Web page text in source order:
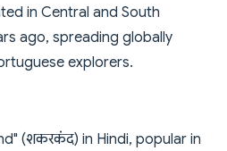
in Central and South
ago, spreading globally
explorers.
(शकरकंद) in Hindi, popular in